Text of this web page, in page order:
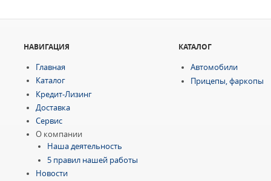
НАВИГАЦИЯ
Главная
Каталог
Кредит-Лизинг
Доставка
Сервис
О компании
Наша деятельность
5 правил нашей работы
Новости
КАТАЛОГ
Автомобили
Прицепы, фаркопы